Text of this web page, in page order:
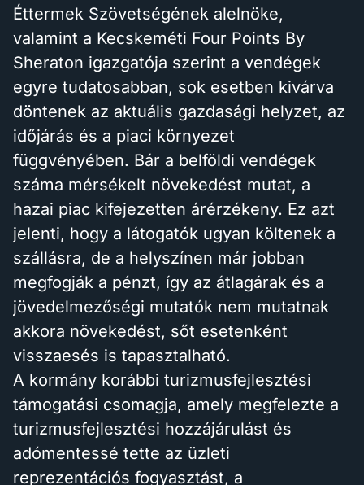
Éttermek Szövetségének alelnöke,
valamint a Kecskeméti Four Points By
Sheraton igazgatója szerint a vendégek
egyre tudatosabban, sok esetben kivárva
döntenek az aktuális gazdasági helyzet, az
időjárás és a piaci környezet
függvényében. Bár a belföldi vendégek
száma mérsékelt növekedést mutat, a
hazai piac kifejezetten árérzékeny. Ez azt
jelenti, hogy a látogatók ugyan költenek a
szállásra, de a helyszínen már jobban
megfogják a pénzt, így az átlagárak és a
jövedelmezőségi mutatók nem mutatnak
akkora növekedést, sőt esetenként
visszaesés is tapasztalható.
A kormány korábbi turizmusfejlesztési
támogatási csomagja, amely megfelezte a
turizmusfejlesztési hozzájárulást és
adómentessé tette az üzleti
reprezentációs fogyasztást, a